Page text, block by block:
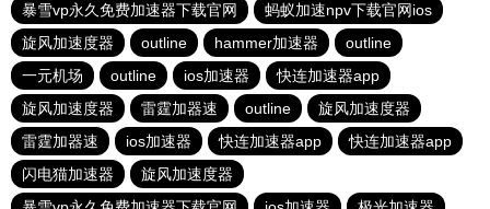
暴雪vp永久免费加速器下载官网
蚂蚁加速npv下载官网ios
旋风加速度器
outline hammer加速器
outline
一元机场
outline ios加速器
快连加速器app
旋风加速度器
雷霆加器速 outline
旋风加速度器
雷霆加器速
ios加速器 快连加速器app
快连加速器app
闪电猫加速器
旋风加速度器